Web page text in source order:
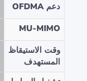
دعم OFDMA
MU-MIMO
وقت الاستيقاظ
المستهدف